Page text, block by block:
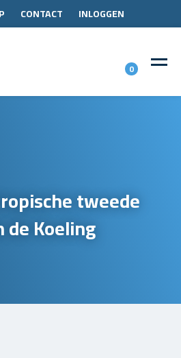
CONTACT INLOGGEN
0
tweede
de Koeling